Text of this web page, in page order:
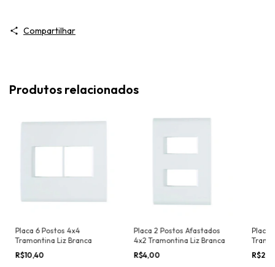
Compartilhar
Produtos relacionados
Placa 6 Postos 4x4
Tramontina Liz Branca
R$10,40
Placa 2 Postos Afastados
4x2 Tramontina Liz Branca
R$4,00
Placa